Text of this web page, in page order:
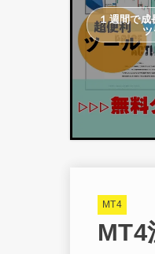
１週間で
ツ
MT4
MT4